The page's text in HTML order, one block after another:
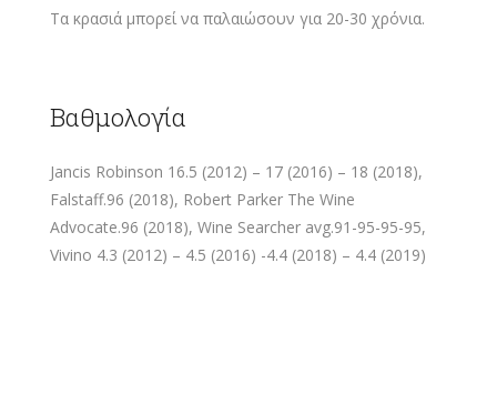
Τα κρασιά μπορεί να παλαιώσουν για 20-30 χρόνια.
Βαθμολογία
Jancis Robinson 16.5 (2012) – 17 (2016) – 18 (2018),
Falstaff.96 (2018), Robert Parker The Wine
Advocate.96 (2018), Wine Searcher avg.91-95-95-95,
Vivino 4.3 (2012) – 4.5 (2016) -4.4 (2018) – 4.4 (2019)